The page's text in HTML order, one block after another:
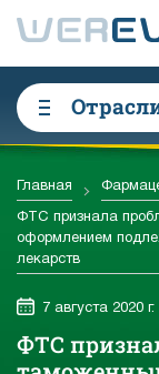
Главная
ФТС признала
оформлением
лекарств
7 августа 2020 г.
ФТС